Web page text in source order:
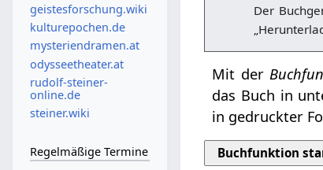
Der
Mit der
das Buch in
in gedruckter
Buchfunktion
geistesforschung.wiki
kulturepochen.de
mysteriendramen.at
odysseetheater.at
rudolf-steiner-
online.de
steiner.wiki
Regelmäßige Termine